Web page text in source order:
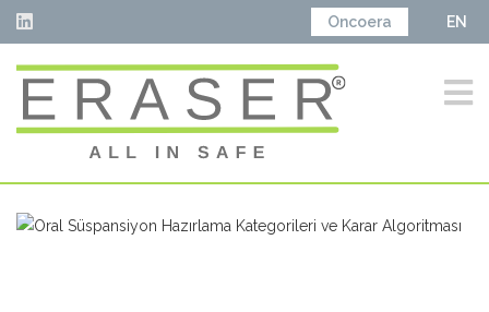
Oncoera EN